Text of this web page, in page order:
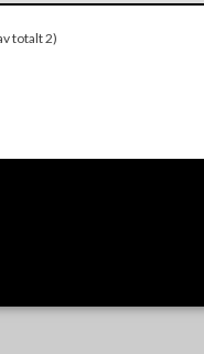
totalt 2)